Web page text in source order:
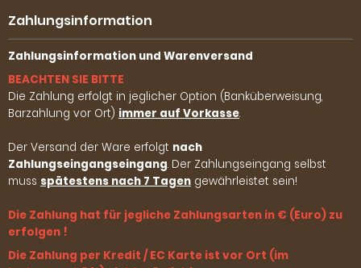
Zahlungsinformation
Zahlungsinformation und Warenversand
BEACHTEN SIE BITTE
Die Zahlung erfolgt in jeglicher Option (Banküberweisung,
Barzahlung vor Ort) immer auf Vorkasse.
Der Versand der Ware erfolgt nach
Zahlungseingangseingang. Der Zahlungseingang selbst
muss spätestens nach 7 Tagen gewährleistet sein!
Die Zahlung hat für jegliche Zahlungsarten in € (Euro) zu
erfolgen !
Die Zahlung per Kredit / EC Karte ist vor Ort (im